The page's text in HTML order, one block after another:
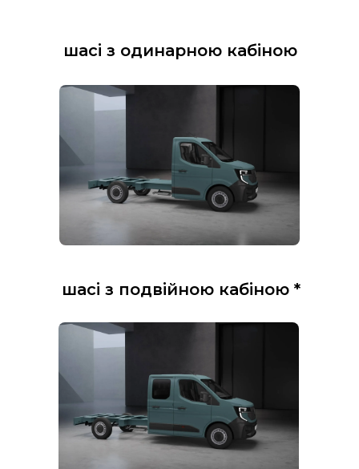
шасі з подвійною кабіною *
шасі з одинарною кабіною